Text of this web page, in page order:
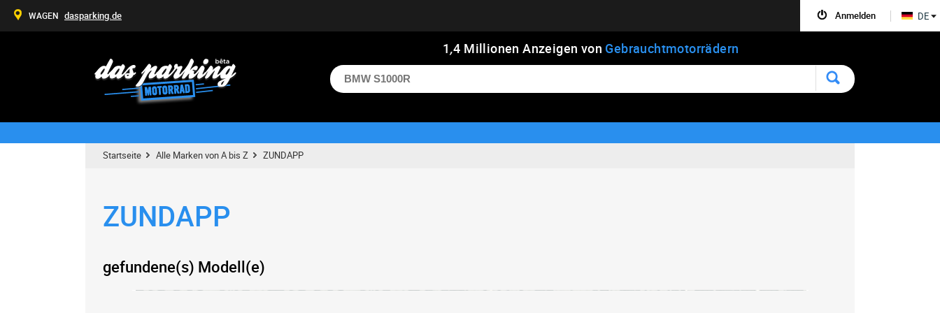
1,4 Millionen Anzeigen von Gebrauchtmotorrädern
Startseite Alle Marken von A bis Z ZUNDAPP
ZUNDAPP
gefundene(s) Modell(e)
Anmelden
WAGEN dasparking.de DE